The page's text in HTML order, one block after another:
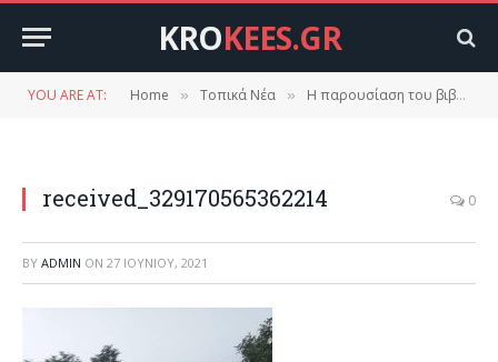
KROKEES.GR
YOU ARE AT: Home » Τοπικά Νέα » Η παρουσίαση του βιβλίου “ΦΙΛΟΚΤΉΤΗΣ” στο Ξηροκάμπι.
received_329170565362214 0
BY ADMIN ON 27 ΙΟΥΝΊΟΥ, 2021